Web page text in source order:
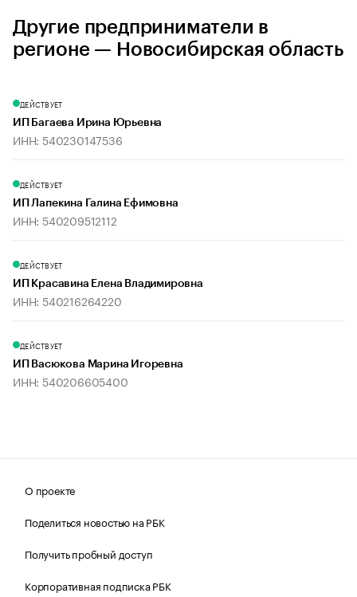
Другие предприниматели в
регионе — Новосибирская область
ДЕЙСТВУЕТ
ИП Багаева Ирина Юрьевна
ИНН: 540230147536
ДЕЙСТВУЕТ
ИП Лапекина Галина Ефимовна
ИНН: 540209512112
ДЕЙСТВУЕТ
ИП Красавина Елена Владимировна
ИНН: 540216264220
ДЕЙСТВУЕТ
ИП Васюкова Марина Игоревна
ИНН: 540206605400
О проекте
Поделиться новостью на РБК
Получить пробный доступ
Корпоративная подписка РБК